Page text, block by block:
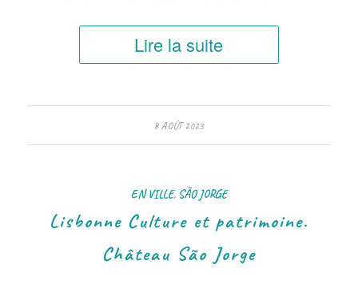
Lire la suite
8 AOÛT 2023
EN VILLE, SÃO JORGE
Lisbonne Culture et patrimoine.
Château São Jorge